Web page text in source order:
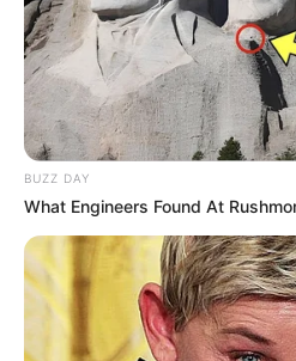
BUZZ DAY
What Engineers Found At